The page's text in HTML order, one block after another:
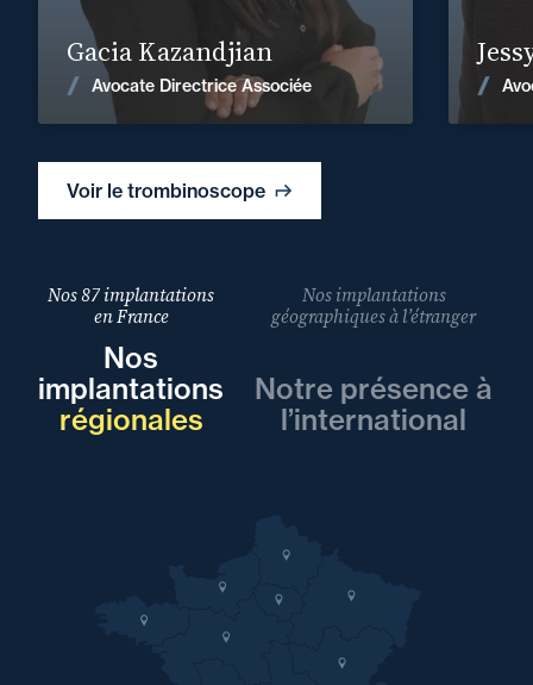
Voir le trombinoscope
Gacia Kazandjian
Avocate Directrice Associée
En savoir plus
Voir les actualités
Nos 87 implantations
en France
Nos
implantations
régionales
Nos implantations
géographiques à l’étranger
Notre présence à
l’international